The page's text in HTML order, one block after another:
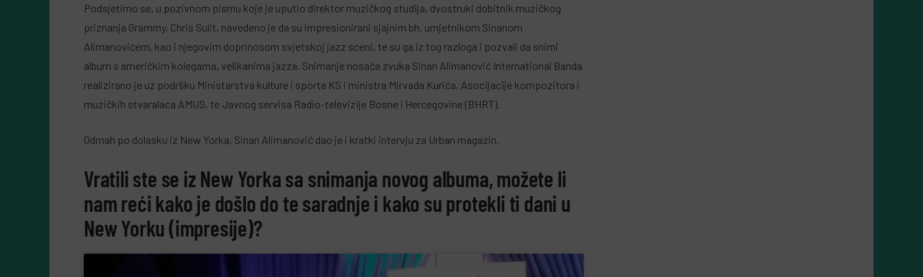
Podsjetimo se, u pozivnom pismu koje je uputio direktor muzičkog studija, dvostruki dobitnik muzičkog
priznanja Grammy, Chris Sulit, navedeno je da su impresionirani sjajnim bh. umjetnikom Sinanom
Alimanovićem, kao i njegovim doprinosom svjetskoj jazz sceni, te su ga iz tog razloga i pozvali da snimi
album s američkim kolegama, velikanima jazza. Snimanje nosača zvuka Sinan Alimanović International Banda
realizirano je uz podršku Ministarstva kulture i sporta KS i ministra Mirvada Kurića, Asocijacije kompozitora i
muzičkih stvaralaca AMUS, te Javnog servisa Radio-televizije Bosne i Hercegovine (BHRT).
Odmah po dolasku iz New Yorka, Sinan Alimanović dao je i kratki intervju za Urban magazin.
Vratili ste se iz New Yorka sa snimanja novog albuma, možete li
nam reći kako je došlo do te saradnje i kako su protekli ti dani u
New Yorku (impresije)?